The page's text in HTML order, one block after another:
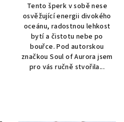
Tento šperk v sobě nese
osvěžující energii divokého
oceánu, radostnou lehkost
bytí a čistotu nebe po
bouřce. Pod autorskou
značkou Soul of Aurora jsem
pro vás ručně stvořila...